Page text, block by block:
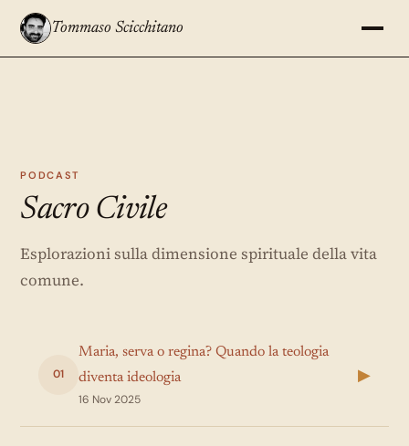
Tommaso Scicchitano
PODCAST
Sacro Civile
Esplorazioni sulla dimensione spirituale della vita
comune.
01
Maria, serva o regina? Quando la teologia
diventa ideologia
16 Nov 2025
▶